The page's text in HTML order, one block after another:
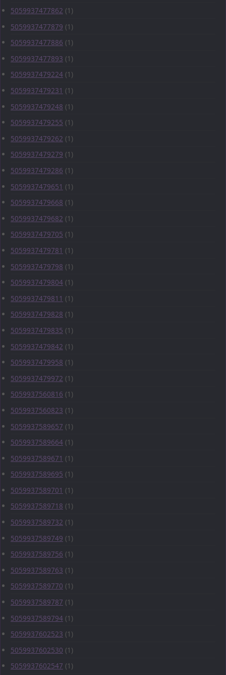
5059937477862 (1)
5059937477879 (1)
5059937477886 (1)
5059937477893 (1)
5059937479224 (1)
5059937479231 (1)
5059937479248 (1)
5059937479255 (1)
5059937479262 (1)
5059937479279 (1)
5059937479286 (1)
5059937479651 (1)
5059937479668 (1)
5059937479682 (1)
5059937479705 (1)
5059937479781 (1)
5059937479798 (1)
5059937479804 (1)
5059937479811 (1)
5059937479828 (1)
5059937479835 (1)
5059937479842 (1)
5059937479958 (1)
5059937479972 (1)
5059937560816 (1)
5059937560823 (1)
5059937589657 (1)
5059937589664 (1)
5059937589671 (1)
5059937589695 (1)
5059937589701 (1)
5059937589718 (1)
5059937589732 (1)
5059937589749 (1)
5059937589756 (1)
5059937589763 (1)
5059937589770 (1)
5059937589787 (1)
5059937589794 (1)
5059937602523 (1)
5059937602530 (1)
5059937602547 (1)